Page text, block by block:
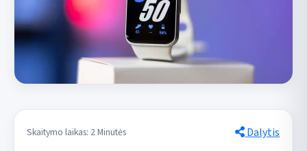
Skaitymo laikas: 2 Minutės Dalytis